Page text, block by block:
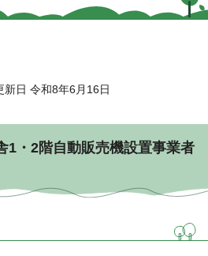
日 令和8年6月16日
1・2階自動販売機設置事業者